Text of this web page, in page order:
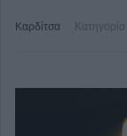
Καρδίτσα Κατηγορία